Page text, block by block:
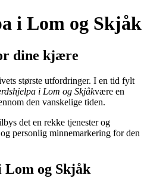
i Lom og Skjåk
dine kjære
største utfordringer. I en tid fylt
i Lom og Skjåkvære en
den vanskelige tiden.
det en rekke tjenester og
personlig minnemarkering for den
Lom og Skjåk